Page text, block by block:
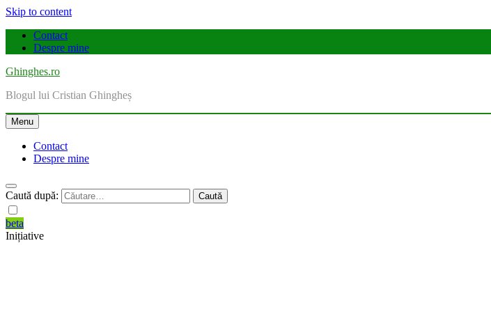
Skip to content
Contact
Despre mine
Ghinghes.ro
Blogul lui Cristian Ghingheș
Menu
Contact
Despre mine
Caută după:
beta
Inițiative